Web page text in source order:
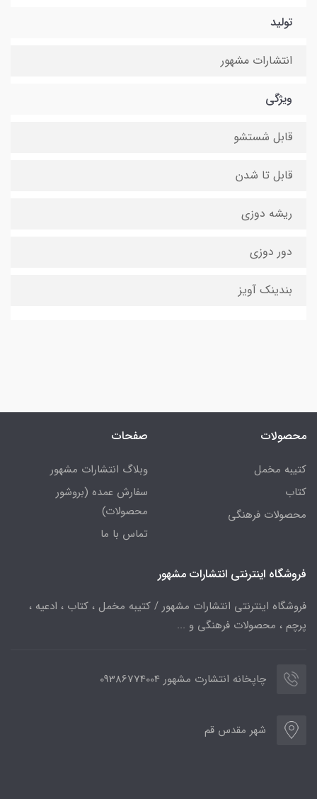
تولید
انتشارات مشهور
ویژگی
قابل شستشو
قابل تا شدن
ریشه دوزی
دور دوزی
بندینک آویز
محصولات
کتیبه مخمل
کتاب
محصولات فرهنگی
صفحات
وبلاگ انتشارات مشهور
سفارش عمده (بروشور
محصولات)
تماس با ما
فروشگاه اینترنتی انتشارات مشهور
فروشگاه اینترنتی انتشارات مشهور / کتیبه مخمل ، کتاب ، ادعیه ،
پرچم ، محصولات فرهنگی و ...
چاپخانه انتشارت مشهور 09386774004
شهر مقدس قم